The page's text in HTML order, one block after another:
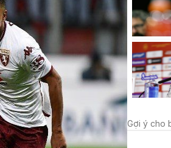
Gợi ý cho